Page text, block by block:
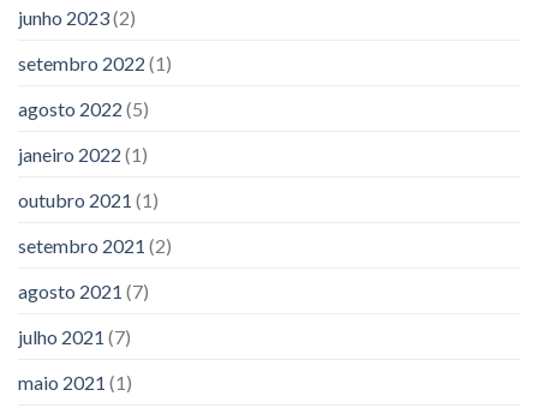
junho 2023(2)
setembro 2022 (1)
agosto 2022 (5)
janeiro 2022 (1)
outubro 2021 (1)
setembro 2021 (2)
agosto 2021 (7)
julho 2021 (7)
maio 2021 (1)